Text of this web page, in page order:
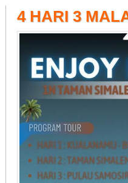
4 HARI 3